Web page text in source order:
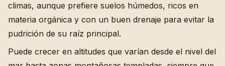
climas, aunque prefiere suelos húmedos, ricos en
materia orgánica y con un buen drenaje para evitar la
pudrición de su raíz principal.
Puede crecer en altitudes que varían desde el nivel del